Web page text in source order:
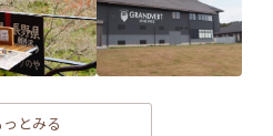
っとみる